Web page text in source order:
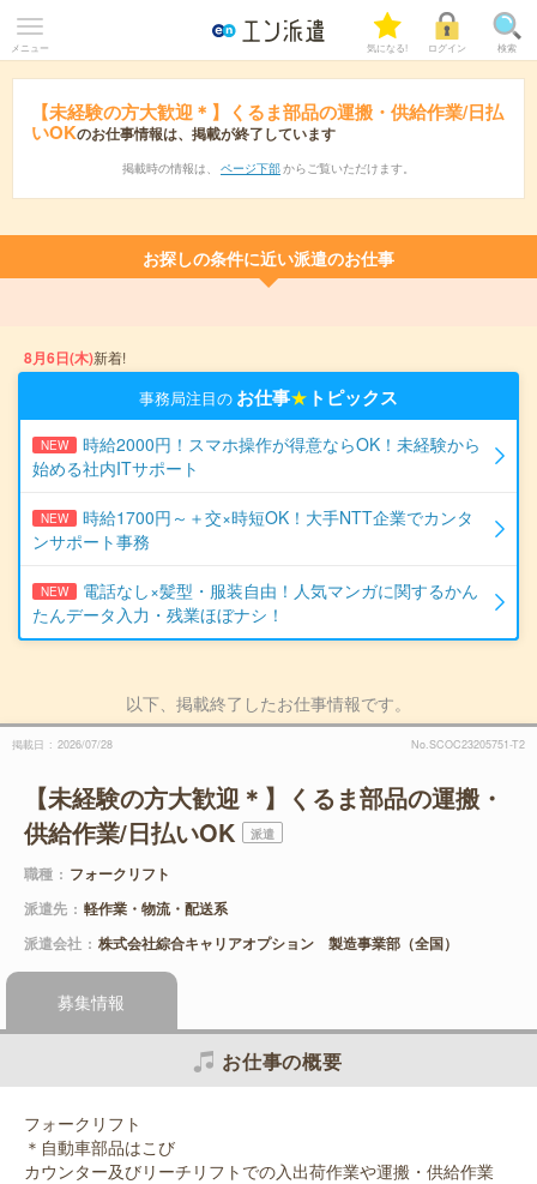
メニュー 気になる! ログイン 検索
【未経験の方大歓迎＊】くるま部品の運搬・供給作業/日払
いOKのお仕事情報は、掲載が終了しています
掲載時の情報は、 ページ下部 からご覧いただけます。
お探しの条件に近い派遣のお仕事
8月6日(木)新着!
事務局注目の お仕事★ トピックス
NEW
時給2000円！スマホ操作が得意ならOK！未経験から
始める社内ITサポート
NEW
時給1700円～＋交×時短OK！大手NTT企業でカンタ
ンサポート事務
NEW
電話なし×髪型・服装自由！人気マンガに関するかん
たんデータ入力・残業ほぼナシ！
以下、掲載終了したお仕事情報です。
掲載日 2026/07/28 No.SCOC23205751-T2
【未経験の方大歓迎＊】くるま部品の運搬・
供給作業/日払いOK
派遣
職種
フォークリフト
派遣先
軽作業・物流・配送系
派遣会社
株式会社綜合キャリアオプション 製造事業部（全国）
募集情報
お仕事の概要
フォークリフト
＊自動車部品はこび
カウンター及びリーチリフトでの入出荷作業や運搬・供給作業